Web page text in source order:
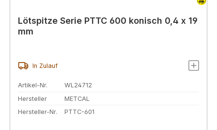
Lötspitze Serie PTTC 600 konisch 0,4 x 19
mm
In Zulauf
Artikel-Nr.
WL24712
Hersteller
METCAL
Hersteller-Nr.
PTTC-601